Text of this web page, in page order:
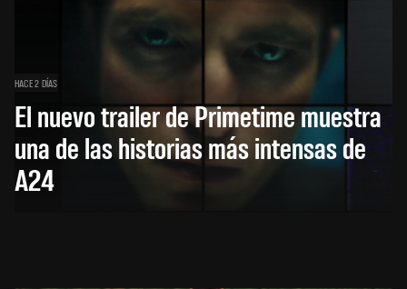
HACE 2 DÍAS
El nuevo trailer de Primetime muestra
una de las historias más intensas de
A24